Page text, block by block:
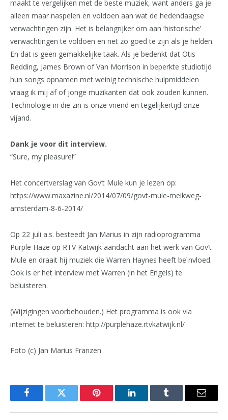
maakt te vergelijken met de beste muziek, want anders ga je
alleen maar naspelen en voldoen aan wat de hedendaagse
verwachtingen zijn. Het is belangrijker om aan ‘historische’
verwachtingen te voldoen en net zo goed te zijn als je helden.
En dat is geen gemakkelijke taak. Als je bedenkt dat Otis
Redding, James Brown of Van Morrison in beperkte studiotijd
hun songs opnamen met weinig technische hulpmiddelen
vraag ik mij af of jonge muzikanten dat ook zouden kunnen.
Technologie in die zin is onze vriend en tegelijkertijd onze
vijand.
Dank je voor dit interview.
“Sure, my pleasure!”
Het concertverslag van Gov’t Mule kun je lezen op:
https://www.maxazine.nl/2014/07/09/govt-mule-melkweg-
amsterdam-8-6-2014/
Op 22 juli a.s. besteedt Jan Marius in zijn radioprogramma
Purple Haze op RTV Katwijk aandacht aan het werk van Gov’t
Mule en draait hij muziek die Warren Haynes heeft beïnvloed.
Ook is er het interview met Warren (in het Engels) te
beluisteren.
(Wijzigingen voorbehouden.) Het programma is ook via
internet te beluisteren: http://purplehaze.rtvkatwijk.nl/
Foto (c) Jan Marius Franzen
FacebookTwitter Pinterest LinkedInTumblr Email